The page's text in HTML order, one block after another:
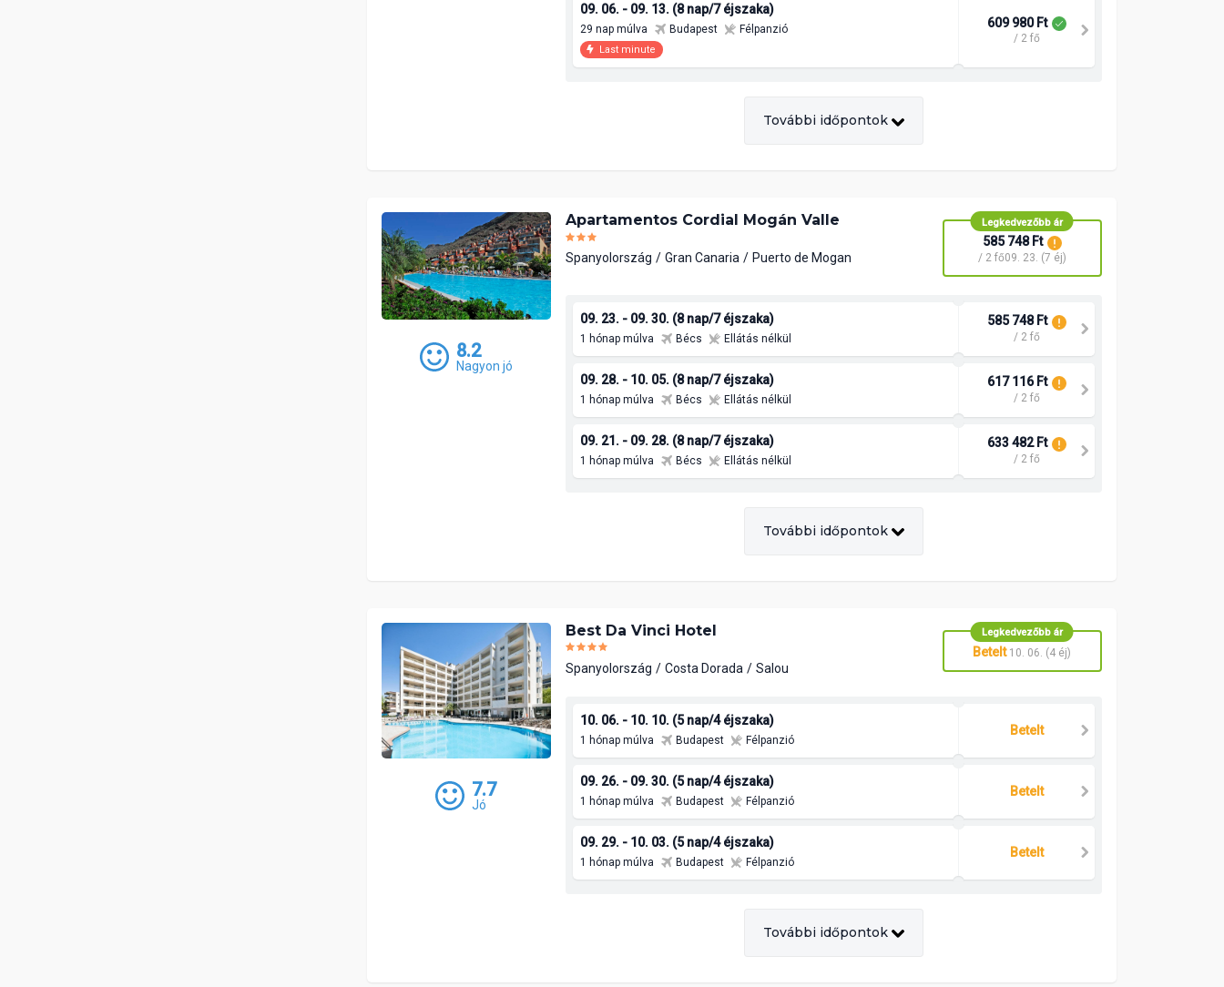
09. 06. - 09. 13. (8 nap/7 éjszaka)
29 nap múlva Budapest Félpanzió
Last minute
609 980 Ft
/ 2 fő
További időpontok
8.2
Nagyon jó
Apartamentos Cordial Mogán Valle
Spanyolország Gran Canaria Puerto de Mogan
Legkedvezőbb ár
585 748 Ft
/ 2 fő09. 23. (7 éj)
09. 23. - 09. 30. (8 nap/7 éjszaka)
1 hónap múlva Bécs Ellátás nélkül
585 748 Ft
/ 2 fő
09. 28. - 10. 05. (8 nap/7 éjszaka)
1 hónap múlva Bécs Ellátás nélkül
617 116 Ft
/ 2 fő
09. 21. - 09. 28. (8 nap/7 éjszaka)
1 hónap múlva Bécs Ellátás nélkül
633 482 Ft
/ 2 fő
További időpontok
7.7
Jó
Best Da Vinci Hotel
Spanyolország Costa Dorada Salou
Legkedvezőbb ár
Betelt 10. 06. (4 éj)
10. 06. - 10. 10. (5 nap/4 éjszaka)
1 hónap múlva Budapest Félpanzió
Betelt
09. 26. - 09. 30. (5 nap/4 éjszaka)
1 hónap múlva Budapest Félpanzió
Betelt
09. 29. - 10. 03. (5 nap/4 éjszaka)
1 hónap múlva Budapest Félpanzió
Betelt
További időpontok